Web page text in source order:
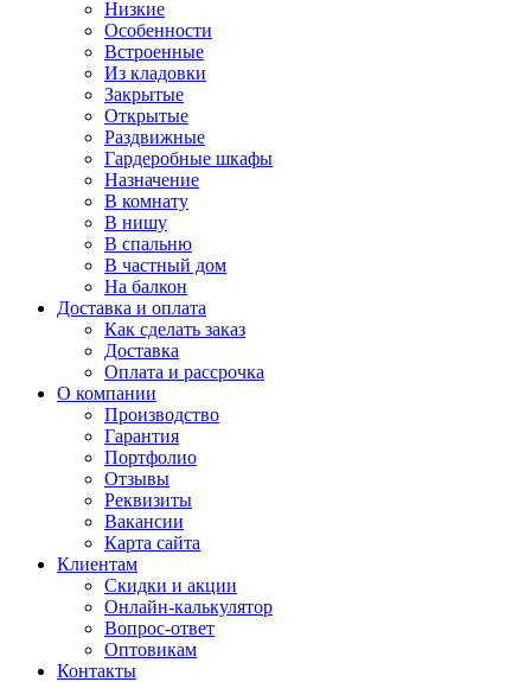
Низкие
Особенности
Встроенные
Из кладовки
Закрытые
Открытые
Раздвижные
Гардеробные шкафы
Назначение
В комнату
В нишу
В спальню
В частный дом
На балкон
Доставка и оплата
Как сделать заказ
Доставка
Оплата и рассрочка
О компании
Производство
Гарантия
Портфолио
Отзывы
Реквизиты
Вакансии
Карта сайта
Клиентам
Скидки и акции
Онлайн-калькулятор
Вопрос-ответ
Оптовикам
Контакты